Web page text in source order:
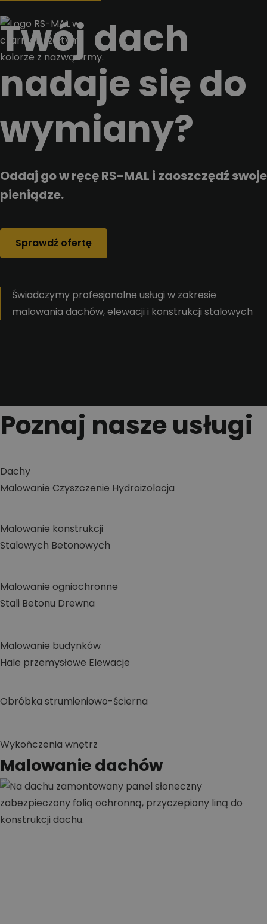
Twój dach
nadaje się do
wymiany?
Oddaj go w ręcę RS-MAL i zaoszczędź swoje
pieniądze.
Sprawdź ofertę
Świadczymy profesjonalne usługi w zakresie
malowania dachów, elewacji i konstrukcji stalowych
Poznaj nasze usługi
Dachy
Malowanie Czyszczenie Hydroizolacja
Malowanie konstrukcji
Stalowych Betonowych
Malowanie ogniochronne
Stali Betonu Drewna
Malowanie budynków
Hale przemysłowe Elewacje
Obróbka strumieniowo-ścierna
Wykończenia wnętrz
Malowanie dachów